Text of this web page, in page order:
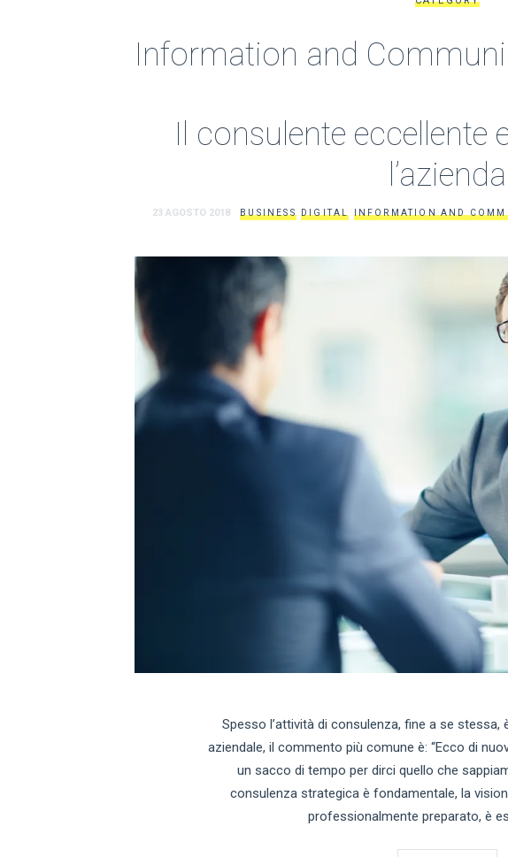
Information and
Il consulente eccellente
l’azienda
23 AGOSTO 2018 BUSINESS DIGITAL INFORMATION AND
Spesso l’attività di consulenza, fine a se stessa,
aziendale, il commento più comune è: “Ecco di
un sacco di tempo per dirci quello che
consulenza strategica è fondamentale, la
professionalmente preparato, è